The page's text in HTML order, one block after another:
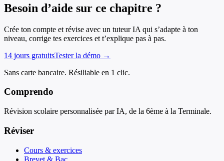
Besoin d’aide sur ce chapitre ?
Crée ton compte et révise avec un tuteur IA qui s’adapte à ton
niveau, corrige tes exercices et t’explique pas à pas.
14 jours gratuitsTester la démo →
Sans carte bancaire. Résiliable en 1 clic.
Comprendo
Révision scolaire personnalisée par IA, de la 6ème à la Terminale.
Réviser
Cours & exercices
Brevet & Bac